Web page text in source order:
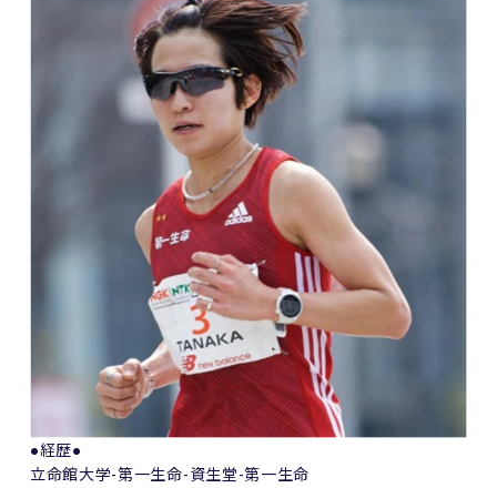
●経歴●
立命館大学-第一生命-資生堂-第一生命